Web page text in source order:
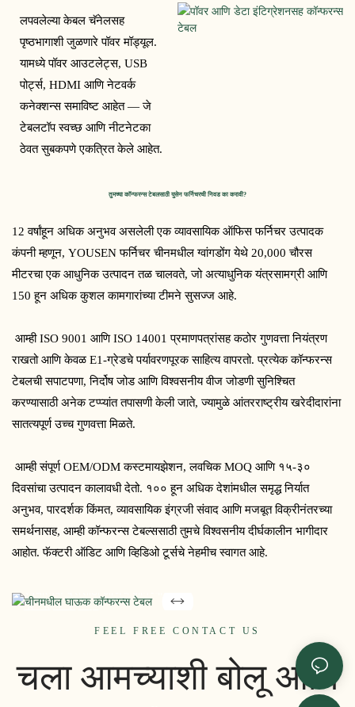
लपवलेल्या केबल चॅनेलसह
पृष्ठभागाशी जुळणारे पॉवर मॉड्यूल.
यामध्ये पॉवर आउटलेट्स, USB
पोर्ट्स, HDMI आणि नेटवर्क
कनेक्शन्स समाविष्ट आहेत — जे
टेबलटॉप स्वच्छ आणि नीटनेटका
ठेवत सुबकपणे एकत्रित केले आहेत.
तुमच्या कॉन्फरन्स टेबलसाठी युसेन फर्निचरची निवड का करावी?
12 वर्षांहून अधिक अनुभव असलेली एक व्यावसायिक ऑफिस फर्निचर उत्पादक
कंपनी म्हणून, YOUSEN फर्निचर चीनमधील ग्वांगडोंग येथे 20,000 चौरस
मीटरचा एक आधुनिक उत्पादन तळ चालवते, जो अत्याधुनिक यंत्रसामग्री आणि
150 हून अधिक कुशल कामगारांच्या टीमने सुसज्ज आहे.
राखतो आणि केवळ E1-ग्रेडचे पर्यावरणपूरक साहित्य वापरतो. प्रत्येक कॉन्फरन्स
टेबलची सपाटपणा, निर्दोष जोड आणि विश्वसनीय वीज जोडणी सुनिश्चित
करण्यासाठी अनेक टप्प्यांत तपासणी केली जाते, ज्यामुळे आंतरराष्ट्रीय खरेदीदारांना
सातत्यपूर्ण उच्च गुणवत्ता मिळते.
दिवसांचा उत्पादन कालावधी देतो. १०० हून अधिक देशांमधील समृद्ध निर्यात
अनुभव, पारदर्शक किंमत, व्यावसायिक इंग्रजी संवाद आणि मजबूत विक्रीनंतरच्या
समर्थनासह, आम्ही कॉन्फरन्स टेबल्ससाठी तुमचे विश्वसनीय दीर्घकालीन भागीदार
आहोत. फॅक्टरी ऑडिट आणि व्हिडिओ टूर्सचे नेहमीच स्वागत आहे.
विश्वासार्ह कॉन्फरन्स टेबल
सानुकूलित उपाययोजना, किंवाFEEL FREE CONTACT US
चला आमच्याशी बोलू आणि